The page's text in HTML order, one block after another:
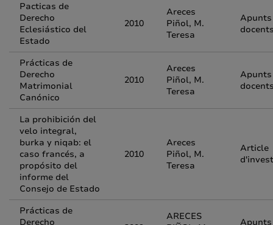
Pacticas de
Derecho
Eclesiástico del
Estado
2010
Areces
Piñol, M.
Teresa
Apunts
Prácticas de
Derecho
Matrimonial
Canónico
2010
Areces
Piñol, M.
Teresa
Apunts
La prohibición del
velo integral,
burka y niqab: el
caso francés, a
propósito del
informe del
Consejo de Estado
2010
Areces
Piñol, M.
Teresa
Article
Prácticas de
Derecho
ARECES
Apunts